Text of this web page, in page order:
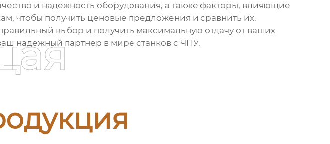
и надежность оборудования, а также факторы, влияющие
чтобы получить ценовые предложения и сравнить их.
выбор и получить максимальную отдачу от ваших
надежный партнер в мире станков с ЧПУ.